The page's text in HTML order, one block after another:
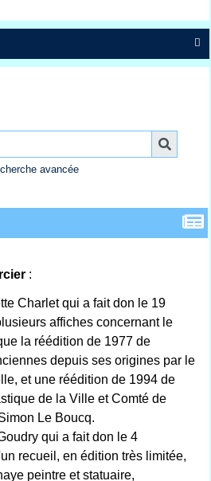

avancée
:
Charlet qui a fait don le 19
affiches concernant le
la réédition de 1977 de
depuis ses origines par le
et une réédition de 1994 de
de la Ville et Comté de
Le Boucq.
qui a fait don le 4
recueil, en édition très limitée,
peintre et statuaire,